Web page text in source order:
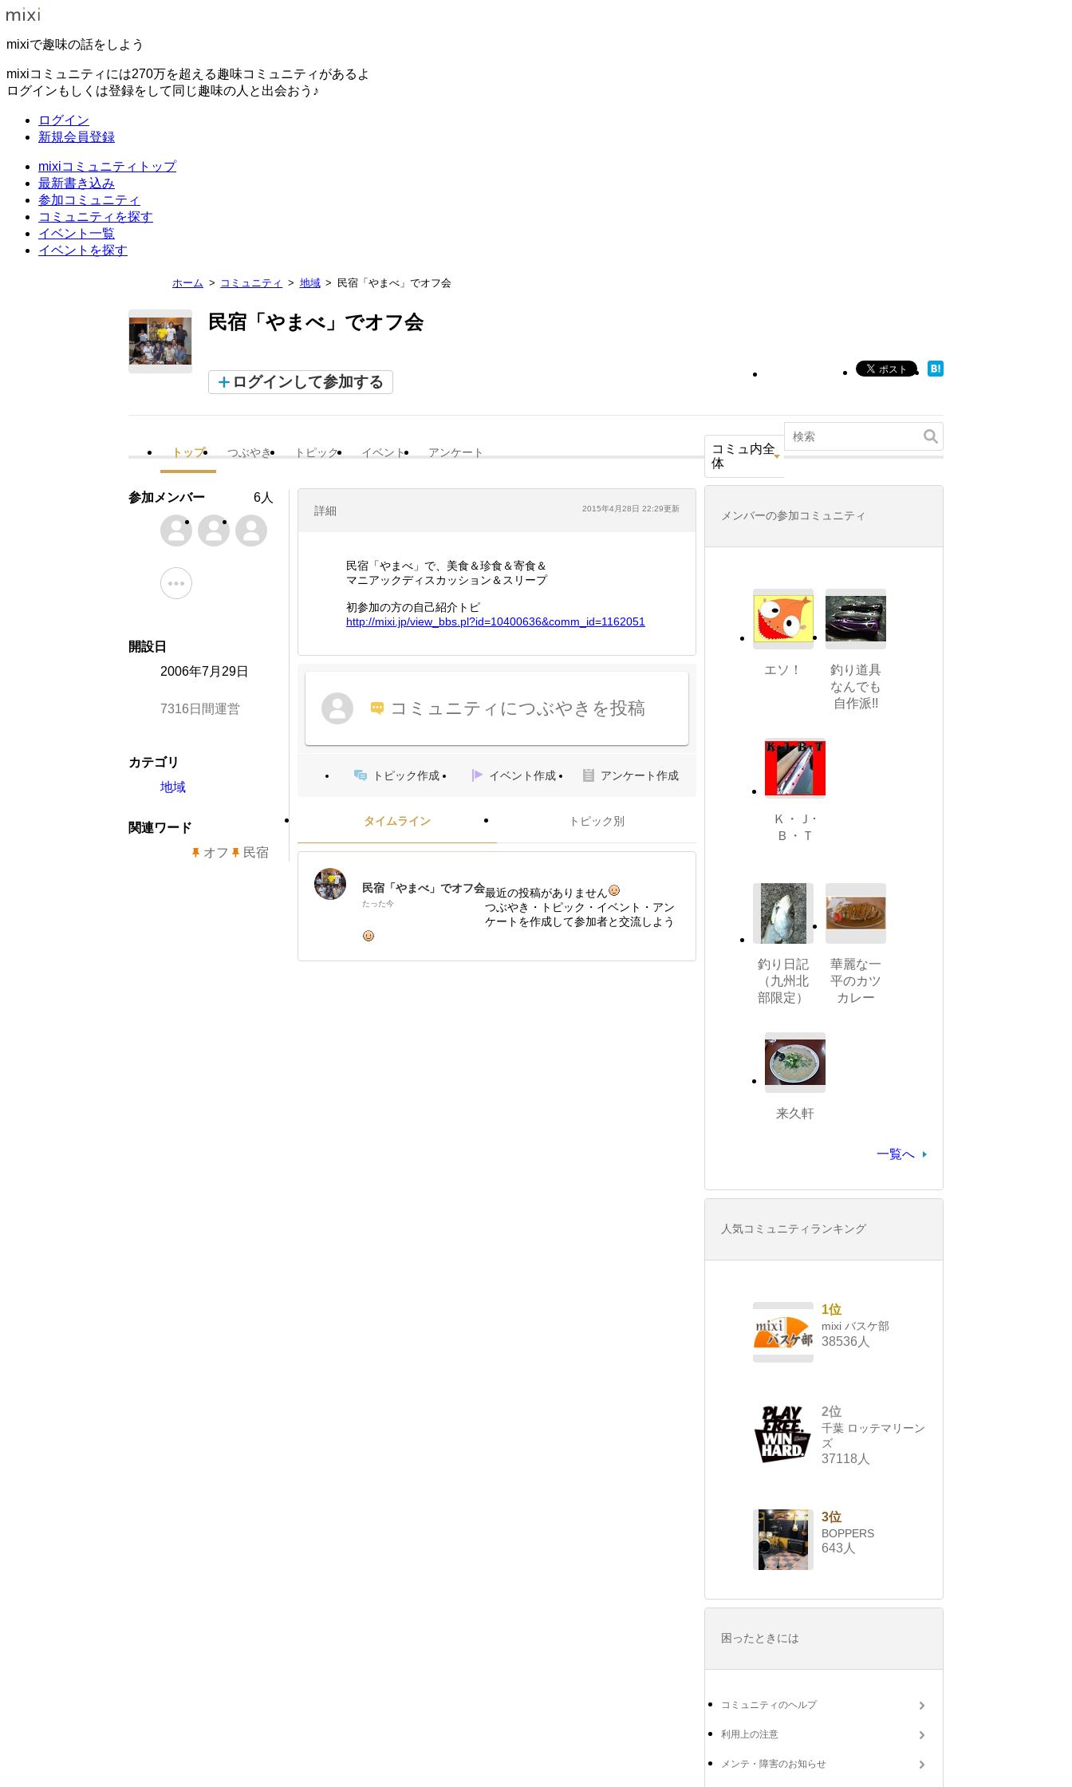
mixiで趣味の話をしよう
mixiコミュニティには270万を超える趣味コミュニティがあるよ
ログインもしくは登録をして同じ趣味の人と出会おう♪
ログイン
新規会員登録
mixiコミュニティトップ
最新書き込み
参加コミュニティ
コミュニティを探す
イベント一覧
イベントを探す
ホーム コミュニティ 地域 民宿「やまべ」でオフ会
民宿「やまべ」でオフ会
ログインして参加する
トップ つぶやき トピック イベント アンケート
コミュ内全
体
詳細 2015年4月28日 22:29更新
民宿「やまべ」で、美食＆珍食＆寄食＆
マニアックディスカッション＆スリープ
初参加の方の自己紹介トピ
http://mixi.jp/view_bbs.pl?id=10400636&comm_id=1162051
コミュニティにつぶやきを投稿
トピック作成 イベント作成 アンケート作成
タイムライン トピック別
民宿「やまべ」でオフ会
たった今
最近の投稿がありません
つぶやき・トピック・イベント・アン
ケートを作成して参加者と交流しよう
参加メンバー 6人
開設日
2006年7月29日
7316日間運営
カテゴリ
地域
関連ワード
オフ
民宿
メンバーの参加コミュニティ
エソ！
釣り道具
なんでも
自作派!!
Ｋ・Ｊ･
Ｂ・Ｔ
釣り日記
（九州北
部限定）
華麗な一
平のカツ
カレー
来久軒
一覧へ
人気コミュニティランキング
1位
mixi バスケ部
38536人
2位
千葉 ロッテマリーン
ズ
37118人
3位
BOPPERS
643人
困ったときには
コミュニティのヘルプ
利用上の注意
メンテ・障害のお知らせ